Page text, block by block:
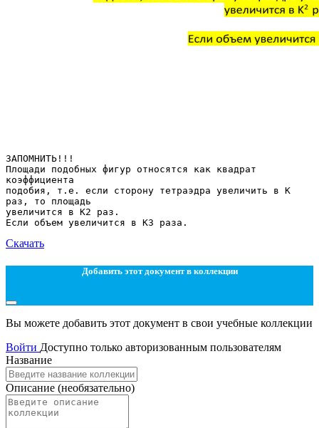
ЗАПОМНИТЬ!!!
Площади подобных фигур относятся как квадрат
коэффициента
подобия, т.е. если сторону тетраэдра увеличить в K
раз, то площадь
увеличится в K2 раз.
Скачать
Добавить этот документ в коллекции
Вы можете добавить этот документ в свои учебные коллекции
Войти Доступно только авторизованным пользователям
Название
Описание (необязательно)